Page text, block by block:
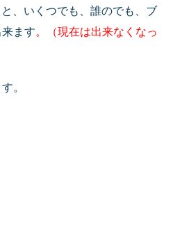
と、いくつでも、誰のでも、ブ
ます。（現在は出来なくなっ
。